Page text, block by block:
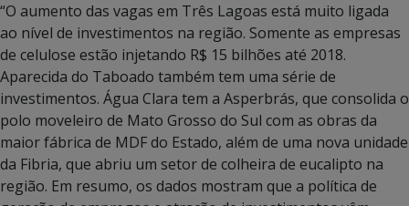
“O aumento das vagas em Três Lagoas está muito ligada
ao nível de investimentos na região. Somente as empresas
de celulose estão injetando R$ 15 bilhões até 2018.
Aparecida do Taboado também tem uma série de
investimentos. Água Clara tem a Asperbrás, que consolida o
polo moveleiro de Mato Grosso do Sul com as obras da
maior fábrica de MDF do Estado, além de uma nova unidade
da Fibria, que abriu um setor de colheira de eucalipto na
região. Em resumo, os dados mostram que a política de